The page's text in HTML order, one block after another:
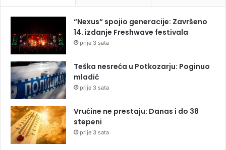
“Nexus“ spojio generacije: Završeno
14. izdanje Freshwave festivala
prije 3 sata
Teška nesreća u Potkozarju: Poginuo
mladić
prije 3 sata
Vrućine ne prestaju: Danas i do 38
stepeni
prije 3 sata